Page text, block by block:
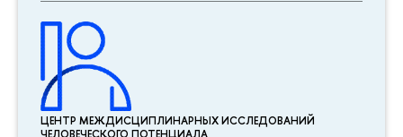
ЦЕНТР МЕЖДИСЦИПЛИНАР­НЫХ ИССЛЕДОВАНИЙ
ЧЕЛОВЕЧЕСКОГО ПОТЕНЦИАЛА